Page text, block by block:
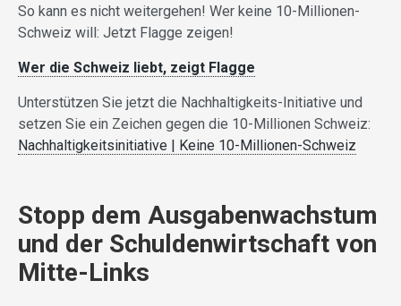
So kann es nicht weitergehen! Wer keine 10-Millionen-
Schweiz will: Jetzt Flagge zeigen!
Wer die Schweiz liebt, zeigt Flagge
Unterstützen Sie jetzt die Nachhaltigkeits-Initiative und
setzen Sie ein Zeichen gegen die 10-Millionen Schweiz:
Nachhaltigkeitsinitiative | Keine 10-Millionen-Schweiz
Stopp dem Ausgabenwachstum
und der Schuldenwirtschaft von
Mitte-Links